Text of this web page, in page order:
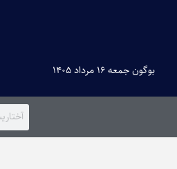
بوگون جمعه ۱۶ مرداد ۱۴۰۵